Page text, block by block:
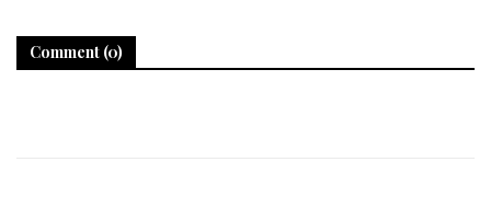
Comment (0)